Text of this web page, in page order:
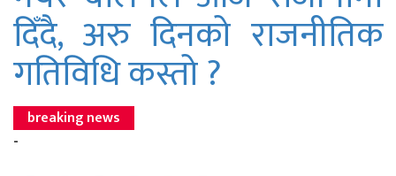
दिँदै, अरु दिनको राजनीतिक
गतिविधि कस्तो ?
breaking news
-